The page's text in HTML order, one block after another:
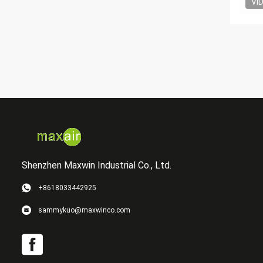
Shenzhen Maxwin Industrial Co., Ltd.
+8618033442925
sammykuo@maxwinco.com